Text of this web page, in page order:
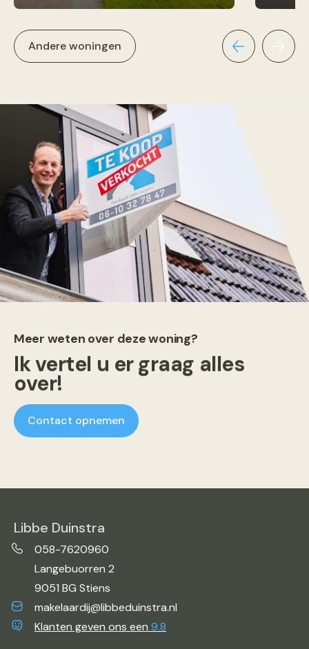
Andere woningen
Meer weten over deze woning?
Ik vertel u er graag alles
over!
Contact opnemen
Libbe Duinstra
058-7620960
Langebuorren 2
9051 BG Stiens
makelaardij@libbeduinstra.nl
Klanten geven ons een 9.8